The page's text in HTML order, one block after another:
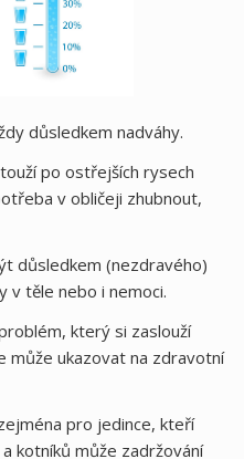
důsledkem nadváhy.
po ostřejších rysech
v obličeji zhubnout,
důsledkem (nezdravého)
v těle nebo i nemoci.
který si zaslouží
ukazovat na zdravotní
pro jedince, kteří
kotníků může zadržování